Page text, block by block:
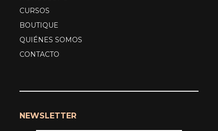
CURSOS
BOUTIQUE
QUIÉNES SOMOS
CONTACTO
NEWSLETTER